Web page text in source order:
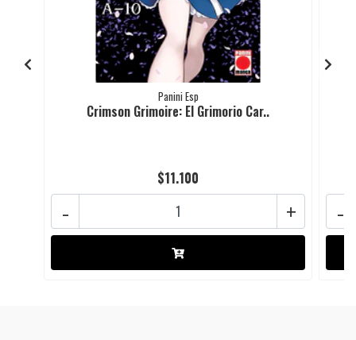
Panini Esp
Crimson Grimoire: El Grimorio Car..
$11.100
+
- -